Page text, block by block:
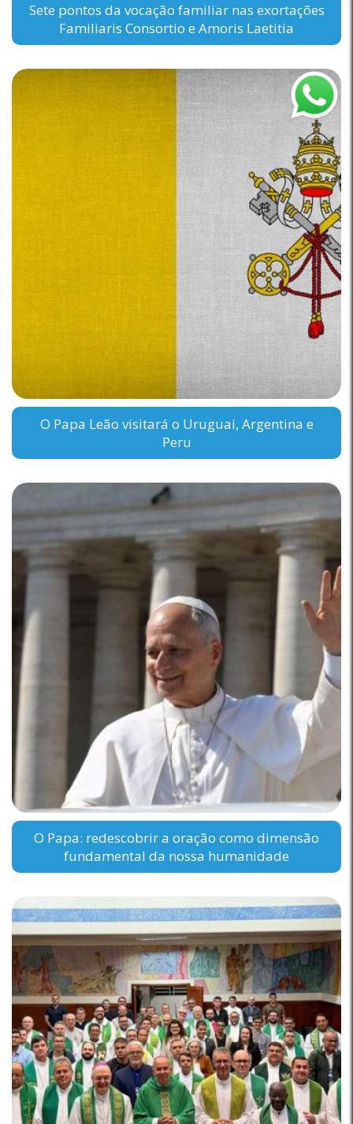
Sete pontos da vocação familiar nas exortações
Familiaris Consortio e Amoris Laetitia
O Papa Leão visitará o Uruguai, Argentina e
Peru
O Papa: redescobrir a oração como dimensão
fundamental da nossa humanidade